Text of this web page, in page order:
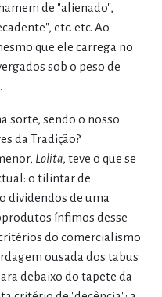
de "alienado",
etc. etc. Ao
que ele carrega no
sob o peso de
sorte, sendo o nosso
da Tradição?
Lolita, teve o que se
o tilintar de
dividendos de uma
ínfimos desse
do comercialismo
ousada dos tabus
debaixo do tapete da